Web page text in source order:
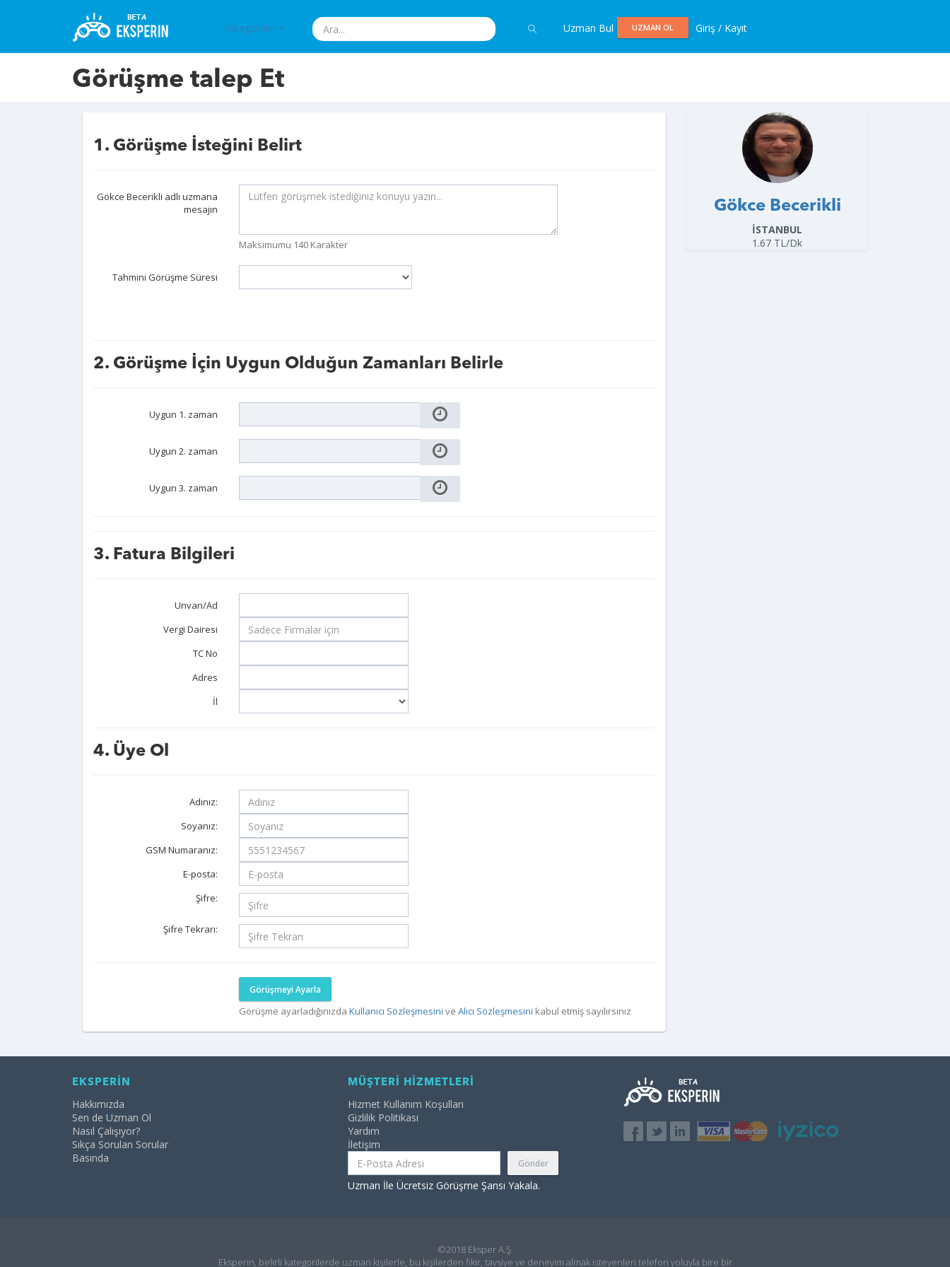
Kategoriler Uzman Bul UZMAN OL Giriş / Kayıt
Görüşme talep Et
1. Görüşme İsteğini Belirt
Gökce Becerikli adlı uzmana
mesajın
Maksimumu 140 Karakter
Tahmini Görüşme Süresi
2. Görüşme İçin Uygun Olduğun Zamanları Belirle
Uygun 1. zaman
Uygun 2. zaman
Uygun 3. zaman
3. Fatura Bilgileri
Unvan/Ad
Vergi Dairesi
TC No
Adres
İl
4. Üye Ol
Adınız:
Soyanız:
GSM Numaranız:
E-posta:
Şifre:
Şifre Tekrarı:
Görüşmeyi Ayarla
Görüşme ayarladığınızdaKullanıcı SözleşmesiniveAlıcı Sözleşmesini kabul etmiş sayılırsınız
Gökce Becerikli
İSTANBUL
1.67 TL/Dk
EKSPERİN
Hakkımızda
Sen de Uzman Ol
Nasıl Çalışıyor?
Sıkça Sorulan Sorular
Basında
MÜŞTERİ HİZMETLERİ
Hizmet Kullanım Koşulları
Gizlilik Politikası
Yardım
İletişim
Gönder
Uzman İle Ücretsiz Görüşme Şansı Yakala.
©2018 Eksper A.Ş.
Eksperin, belirli kategorilerde uzman kişilerle, bu kişilerden fikir, tavsiye ve deneyim almak isteyenleri telefon yoluyla bire bir